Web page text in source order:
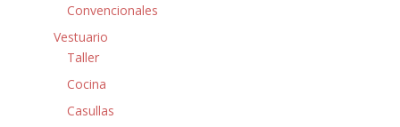
Convencionales
Vestuario
Taller
Cocina
Casullas